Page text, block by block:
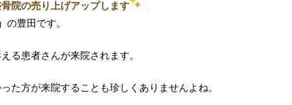
院の売り上げアップします
の豊田です。
る患者さんが来院されます。
た方が来院することも珍しくありませんよね。